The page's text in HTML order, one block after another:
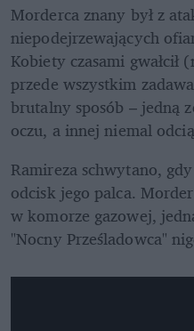
Morderca znany był z
niepodejrzewających
Kobiety czasami gwałcił
przede wszystkim
brutalny sposób – jedną
oczu, a innej niemal
Ramireza schwytano,
odcisk jego palca.
w komorze gazowej,
"Nocny Prześladowca"